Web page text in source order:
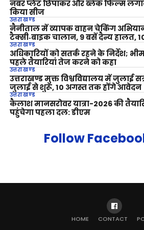
नंबर प्लेट छिपाकर और ब्लैक फिल्म
किया सीज
उत्तराखण्ड
नैनीताल में व्यापक वाहन चेकिंग
टैक्सी‑बाइक चालान, 9 बसें दैन्य हालत,
उत्तराखण्ड
अधिकारियों को सतर्क रहने के निर्देश;
पहले तैयारियां तेज करने को कहा
उत्तराखण्ड
उत्तराखण्ड मुक्त विश्वविद्यालय में जुलाई
जुलाई से शुरू, 10 अगस्त तक होंगे आवेदन
उत्तराखण्ड
कैलाश मानसरोवर यात्रा-2026 की
पहुंचेगा पहला दल: डीएम
Follow
HOME CONTACT